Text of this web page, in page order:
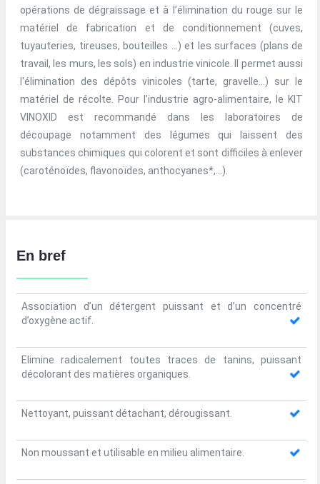
opérations de dégraissage et à l’élimination du rouge sur le
matériel de fabrication et de conditionnement (cuves,
tuyauteries, tireuses, bouteilles …) et les surfaces (plans de
travail, les murs, les sols) en industrie vinicole. Il permet aussi
l'élimination des dépôts vinicoles (tarte, gravelle...) sur le
matériel de récolte. Pour l'industrie agro-alimentaire, le KIT
VINOXID est recommandé dans les laboratoires de
découpage notamment des légumes qui laissent des
substances chimiques qui colorent et sont difficiles à enlever
(caroténoïdes, flavonoïdes, anthocyanes*,…).
En bref
Association d’un détergent puissant et d’un concentré
d’oxygène actif.
Elimine radicalement toutes traces de tanins, puissant
décolorant des matières organiques.
Nettoyant, puissant détachant, dérougissant.
Non moussant et utilisable en milieu alimentaire.